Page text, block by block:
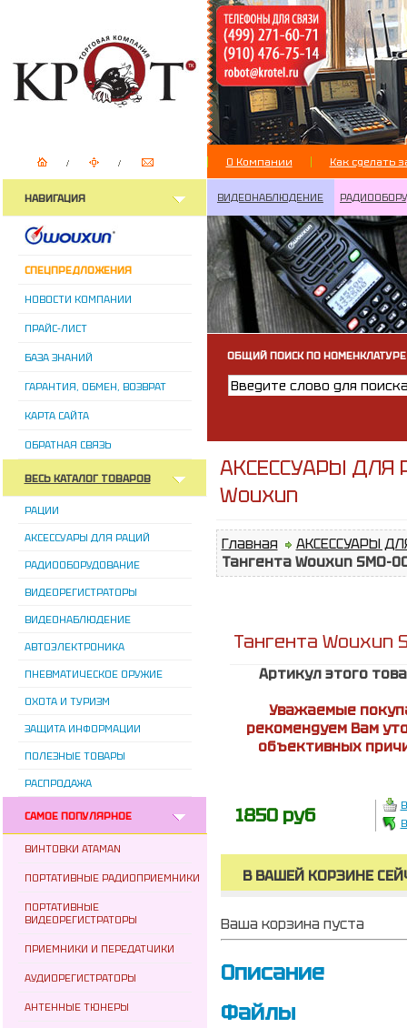
О Компании Как сделать
НАВИГАЦИЯ
СПЕЦПРЕДЛОЖЕНИЯ
НОВОСТИ КОМПАНИИ
ПРАЙС-ЛИСТ
БАЗА ЗНАНИЙ
ГАРАНТИЯ, ОБМЕН, ВОЗВРАТ
КАРТА САЙТА
ОБРАТНАЯ СВЯЗЬ
ВЕСЬ КАТАЛОГ ТОВАРОВ
РАЦИИ
АКСЕССУАРЫ ДЛЯ РАЦИЙ
РАДИООБОРУДОВАНИЕ
ВИДЕОРЕГИСТРАТОРЫ
ВИДЕОНАБЛЮДЕНИЕ
АВТОЭЛЕКТРОНИКА
ПНЕВМАТИЧЕСКОЕ ОРУЖИЕ
ОХОТА И ТУРИЗМ
ЗАЩИТА ИНФОРМАЦИИ
ПОЛЕЗНЫЕ ТОВАРЫ
РАСПРОДАЖА
САМОЕ ПОПУЛЯРНОЕ
ВИНТОВКИ ATAMAN
ПОРТАТИВНЫЕ РАДИОПРИЕМНИКИ
ПОРТАТИВНЫЕ
ВИДЕОРЕГИСТРАТОРЫ
ПРИЕМНИКИ И ПЕРЕДАТЧИКИ
АУДИОРЕГИСТРАТОРЫ
АНТЕННЫЕ ТЮНЕРЫ
ВИДЕОНАБЛЮДЕНИЕ
ОБЩИЙ ПОИСК ПО НОМЕНКЛАТУРЕ
АКСЕССУАРЫ ДЛЯ
Wouxun
Главная
АКСЕССУАРЫ
Тангента Wouxun SMO-
Тангента Wouxun
Артикул этого
Уважаемые
рекомендуем Вам
объективных
1850 руб
В ВАШЕЙ КОРЗИНЕ
Ваша корзина пуста
Описание
Файлы